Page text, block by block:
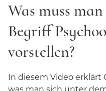
Mediathek
Bewertungen unserer
Presse
Broschüren und
Was muss
Begriff
vorstellen?
In diesem Video erklärt